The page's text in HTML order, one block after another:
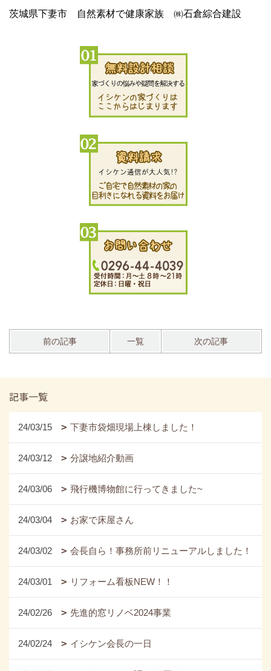
茨城県下妻市 自然素材で健康家族 ㈱石倉綜合建設
前の記事 一覧 次の記事
記事一覧
24/03/15 下妻市袋畑現場上棟しました！
24/03/12 分譲地紹介動画
24/03/06 飛行機博物館に行ってきました~
24/03/04 お家で床屋さん
24/03/02 会長自ら！事務所前リニューアルしました！
24/03/01 リフォーム看板NEW！！
24/02/26 先進的窓リノベ2024事業
24/02/24 イシケン会長の一日